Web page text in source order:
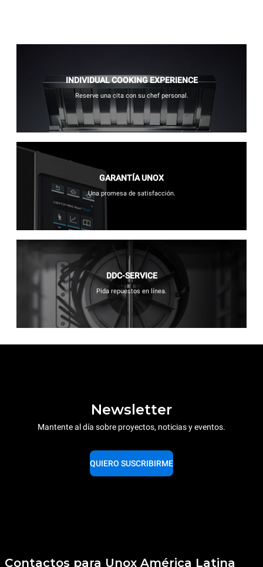
INDIVIDUAL COOKING EXPERIENCE
Reserve una cita con su chef personal.
GARANTÍA UNOX
Una promesa de satisfacción.
DDC-SERVICE
Pida repuestos en línea.
Newsletter
Mantente al día sobre proyectos, noticias y eventos.
QUIERO SUSCRIBIRME
Contactos para Unox América Latina